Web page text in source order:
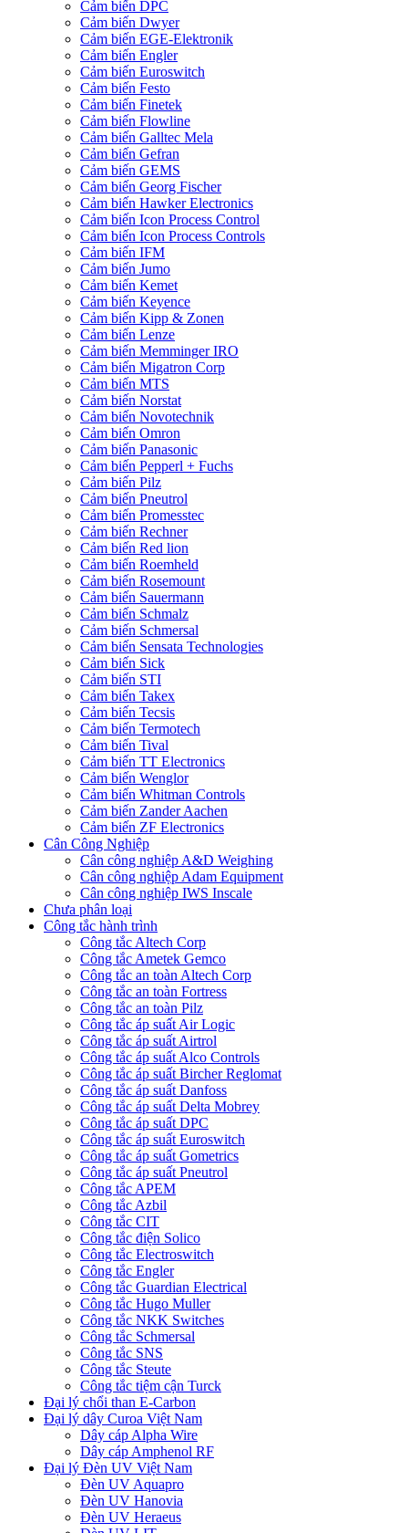
Cảm biến DPC
Cảm biến Dwyer
Cảm biến EGE-Elektronik
Cảm biến Engler
Cảm biến Euroswitch
Cảm biến Festo
Cảm biến Finetek
Cảm biến Flowline
Cảm biến Galltec Mela
Cảm biến Gefran
Cảm biến GEMS
Cảm biến Georg Fischer
Cảm biến Hawker Electronics
Cảm biến Icon Process Control
Cảm biến Icon Process Controls
Cảm biến IFM
Cảm biến Jumo
Cảm biến Kemet
Cảm biến Keyence
Cảm biến Kipp & Zonen
Cảm biến Lenze
Cảm biến Memminger IRO
Cảm biến Migatron Corp
Cảm biến MTS
Cảm biến Norstat
Cảm biến Novotechnik
Cảm biến Omron
Cảm biến Panasonic
Cảm biến Pepperl + Fuchs
Cảm biến Pilz
Cảm biến Pneutrol
Cảm biến Promesstec
Cảm biến Rechner
Cảm biến Red lion
Cảm biến Roemheld
Cảm biến Rosemount
Cảm biến Sauermann
Cảm biến Schmalz
Cảm biến Schmersal
Cảm biến Sensata Technologies
Cảm biến Sick
Cảm biến STI
Cảm biến Takex
Cảm biến Tecsis
Cảm biến Termotech
Cảm biến Tival
Cảm biến TT Electronics
Cảm biến Wenglor
Cảm biến Whitman Controls
Cảm biến Zander Aachen
Cảm biến ZF Electronics
Cân Công Nghiệp
Cân công nghiệp A&D Weighing
Cân công nghiệp Adam Equipment
Cân công nghiệp IWS Inscale
Chưa phân loại
Công tắc hành trình
Công tắc Altech Corp
Công tắc Ametek Gemco
Công tắc an toàn Altech Corp
Công tắc an toàn Fortress
Công tắc an toàn Pilz
Công tắc áp suất Air Logic
Công tắc áp suất Airtrol
Công tắc áp suất Alco Controls
Công tắc áp suất Bircher Reglomat
Công tắc áp suất Danfoss
Công tắc áp suất Delta Mobrey
Công tắc áp suất DPC
Công tắc áp suất Euroswitch
Công tắc áp suất Gometrics
Công tắc áp suất Pneutrol
Công tắc APEM
Công tắc Azbil
Công tắc CIT
Công tắc điện Solico
Công tắc Electroswitch
Công tắc Engler
Công tắc Guardian Electrical
Công tắc Hugo Muller
Công tắc NKK Switches
Công tắc Schmersal
Công tắc SNS
Công tắc Steute
Công tắc tiệm cận Turck
Đại lý chổi than E-Carbon
Đại lý dây Curoa Việt Nam
Dây cáp Alpha Wire
Dây cáp Amphenol RF
Đại lý Đèn UV Việt Nam
Đèn UV Aquapro
Đèn UV Hanovia
Đèn UV Heraeus